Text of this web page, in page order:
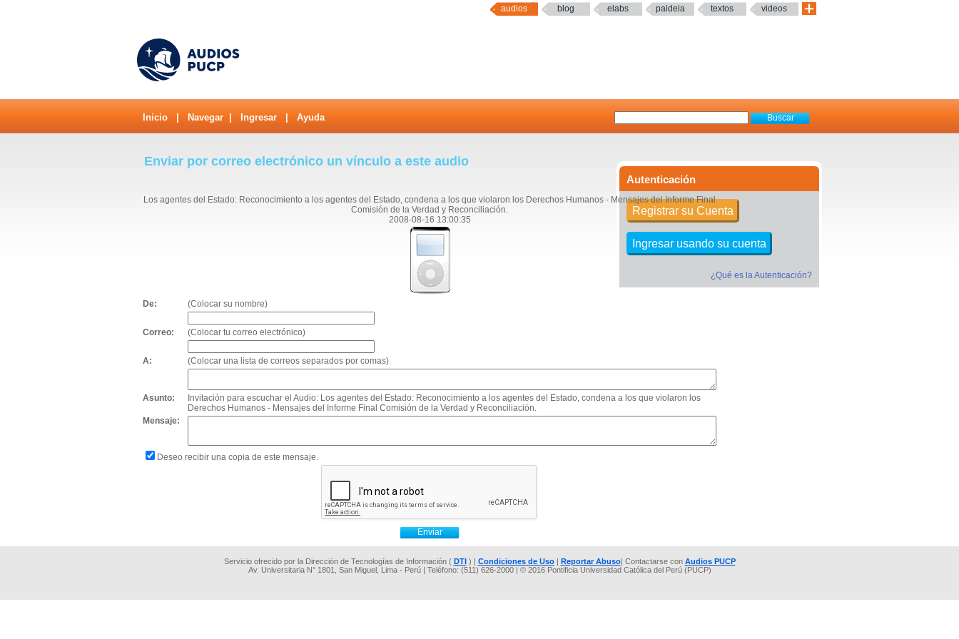
audios blog elabs paideia textos videos
Inicio Navegar Ingresar Ayuda
Autenticación
Registrar su Cuenta
Ingresar usando su cuenta
¿Qué es la Autenticación?
Enviar por correo electrónico un vínculo a este audio
Los agentes del Estado: Reconocimiento a los agentes del Estado, condena a los que violaron los Derechos Humanos - Mensajes del Informe Final
Comisión de la Verdad y Reconciliación.
2008-08-16 13:00:35
De: (Colocar su nombre)
Correo: (Colocar tu correo electrónico)
A: (Colocar una lista de correos separados por comas)
Asunto:
Invitación para escuchar el Audio: Los agentes del Estado: Reconocimiento a los agentes del Estado, condena a los que violaron los
Derechos Humanos - Mensajes del Informe Final Comisión de la Verdad y Reconciliación.
Mensaje:
Deseo recibir una copia de este mensaje.
Servicio ofrecido por la Dirección de Tecnologías de Información ( DTI) | Condiciones de Uso| Reportar Abuso| Contactarse con Audios PUCP
Av. Universitaria N° 1801, San Miguel, Lima - Perú | Teléfono: (511) 626-2000 | © 2016 Pontificia Universidad Católica del Perú (PUCP)